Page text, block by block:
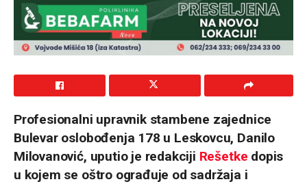
Profesionalni upravnik stambene zajednice
Bulevar oslobođenja 178 u Leskovcu, Danilo
Milovanović, uputio je redakciji Rešetke dopis
u kojem se oštro ograđuje od sadržaja i